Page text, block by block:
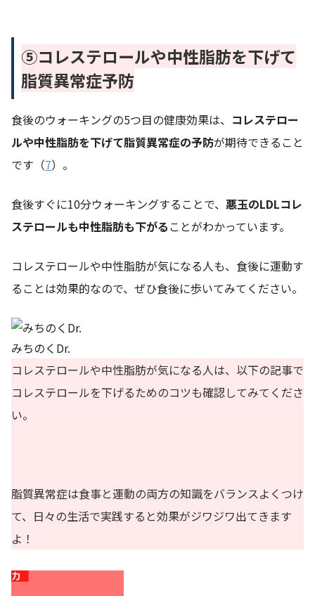
⑤コレステロールや中性脂肪を下げて
脂質異常症予防
食後のウォーキングの5つ目の健康効果は、 コレステロー
ルや中性脂肪を下げて脂質異常症の予防が期待できること
です（7）。
食後すぐに10分ウォーキングすることで、 悪玉のLDLコレ
ステロールも中性脂肪も下がる ことがわかっています。
コレステロールや中性脂肪が気になる人も、食後に運動す
ることは効果的なので、ぜひ食後に歩いてみてください。
みちのくDr.
コレステロールや中性脂肪が気になる人は、以下の記事で
コレステロールを下げるためのコツも確認してみてくださ
い。
脂質異常症は食事と運動の両方の知識をバランスよくつけ
て、日々の生活で実践すると効果がジワジワ出てきます
よ！